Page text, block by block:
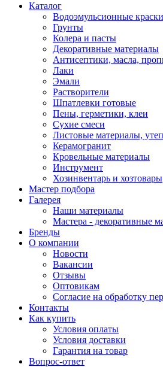
Каталог
Водоэмульсионные краски
Грунты
Колера и пасты
Декоративные материалы
Антисептики, масла,
Лаки
Эмали
Растворители
Шпатлевки готовые
Пены, герметики, клеи
Сухие смеси
Листовые материалы,
Керамогранит
Кровельные материалы
Инструмент
Хозинвентарь и хозтовары
Мастер подбора
Галерея
Наши материалы
Мастера - декоративные
Бренды
О компании
Новости
Вакансии
Отзывы
Оптовикам
Cогласие на обработку
Контакты
Как купить
Условия оплаты
Условия доставки
Гарантия на товар
Вопрос-ответ